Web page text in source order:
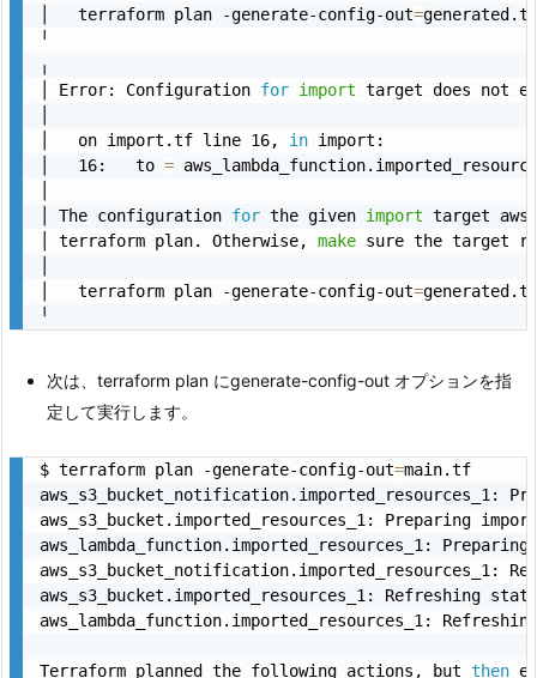
│   terraform plan -generate-config-out=generated.tf
╵
╷
│ Error: Configuration for import target does not
│   on import.tf line 16, in import:
│   16:   to =
│ The configuration for the given import target
│ terraform plan. Otherwise, make sure the target
│   terraform plan -generate-config-out=generated.tf
╵
次は、terraform plan にgenerate-config-out オプションを指
定して実行します。
$ terraform plan -generate-config-out=main.tf
aws_s3_bucket_notification.imported_resources_1:
aws_s3_bucket.imported_resources_1: Preparing import
aws_lambda_function.imported_resources_1:
aws_s3_bucket_notification.imported_resources_1:
aws_s3_bucket.imported_resources_1: Refreshing state
aws_lambda_function.imported_resources_1:
Terraform planned the following actions, but then